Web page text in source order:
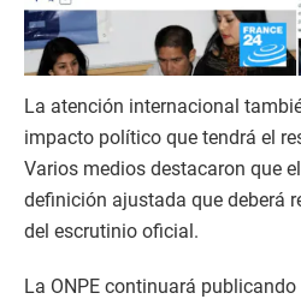
La atención internacional
impacto político que tendrá el
Varios medios destacaron que
definición ajustada que deberá
del escrutinio oficial.
La ONPE continuará